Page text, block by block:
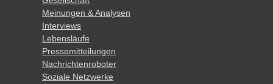
Meinungen & Analysen
Interviews
Lebensläufe
Pressemitteilungen
Nachrichtenroboter
Soziale Netzwerke